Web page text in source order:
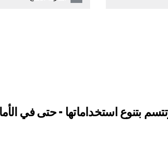
بتنوع استخداماتها - حتى في